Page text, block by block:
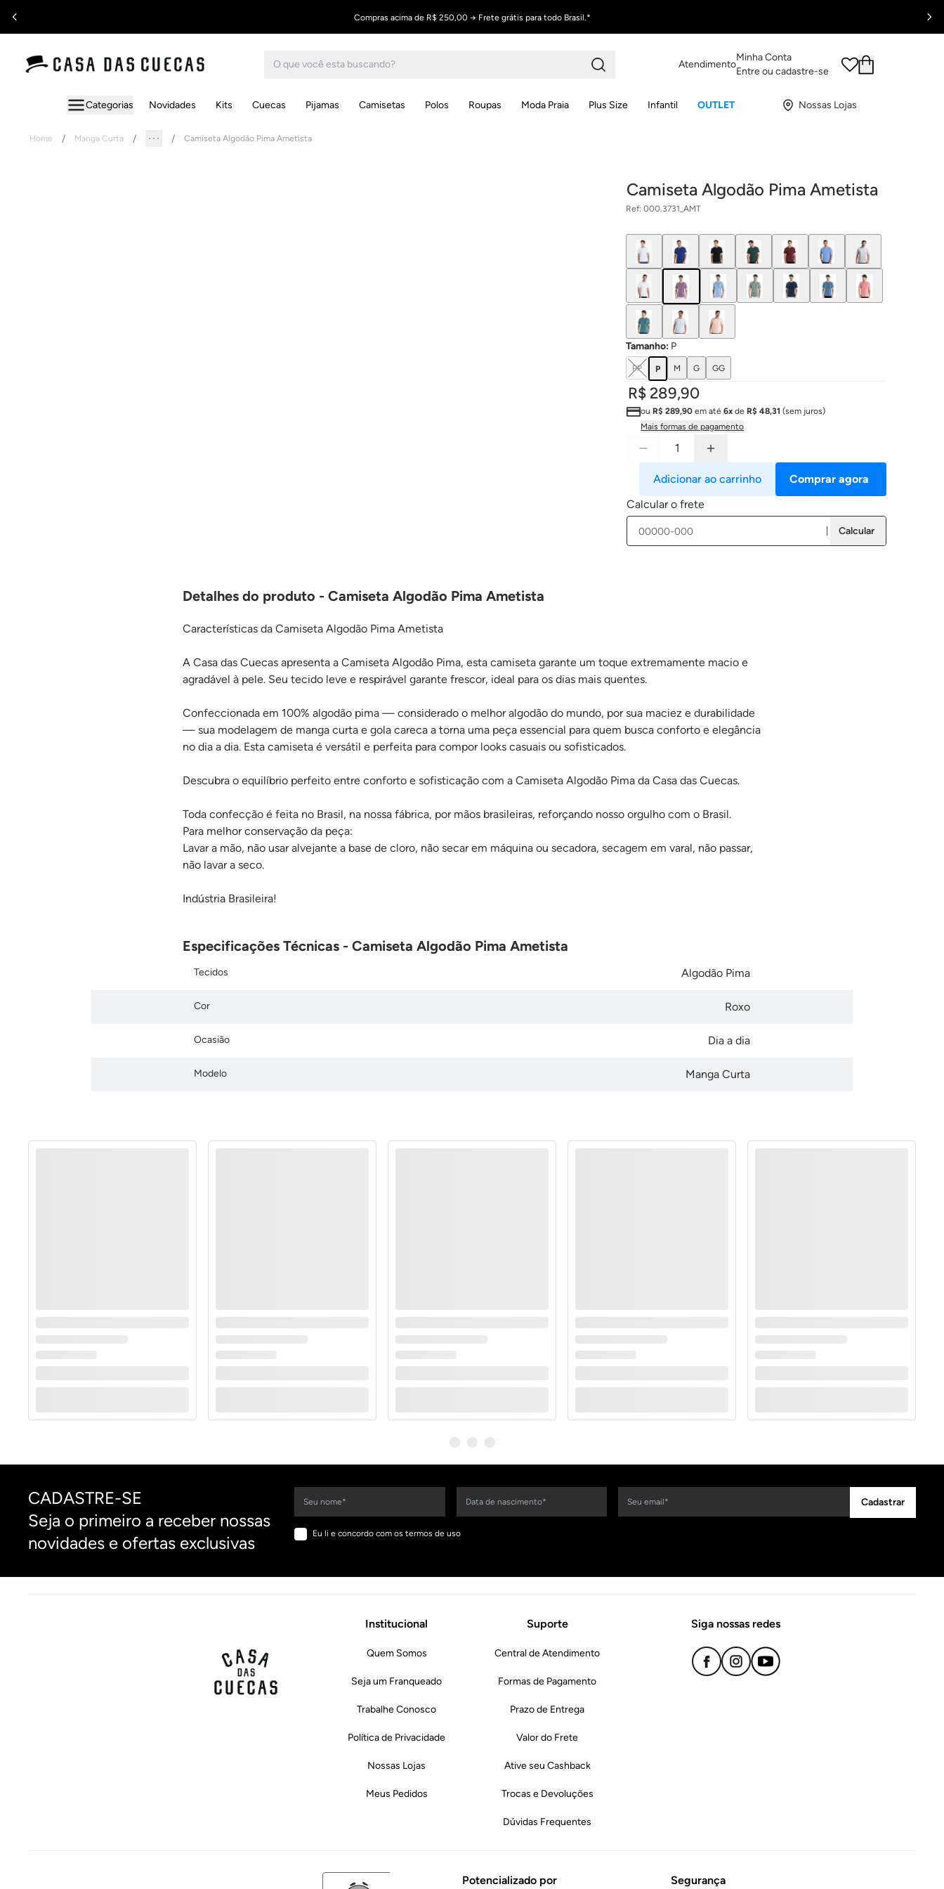
Compras acima de R$ 250,00 → Frete grátis para todo Brasil.*
Minha Conta
Entre ou cadastre-se
Atendimento
Categorias Novidades Kits Cuecas Pijamas Camisetas Polos Roupas Moda Praia Plus Size Infantil OUTLET Nossas Lojas
Home Manga Curta Camiseta Algodão Pima Ametista
Camiseta Algodão Pima Ametista
Ref: 000.3731_AMT
Tamanho:P
PP P M G GG
R$ 289,90
ou R$ 289,90 em até6x de R$ 48,31 (sem juros)
Mais formas de pagamento
Comprar agora
Adicionar ao carrinho
Calcular o frete
Calcular
Detalhes do produto - Camiseta Algodão Pima Ametista
Características da Camiseta Algodão Pima Ametista
A Casa das Cuecas apresenta a Camiseta Algodão Pima, esta camiseta garante um toque extremamente macio e
agradável à pele. Seu tecido leve e respirável garante frescor, ideal para os dias mais quentes.
Confeccionada em 100% algodão pima — considerado o melhor algodão do mundo, por sua maciez e durabilidade
— sua modelagem de manga curta e gola careca a torna uma peça essencial para quem busca conforto e elegância
no dia a dia. Esta camiseta é versátil e perfeita para compor looks casuais ou sofisticados.
Descubra o equilíbrio perfeito entre conforto e sofisticação com a Camiseta Algodão Pima da Casa das Cuecas.
Toda confecção é feita no Brasil, na nossa fábrica, por mãos brasileiras, reforçando nosso orgulho com o Brasil.
Para melhor conservação da peça:
Lavar a mão, não usar alvejante a base de cloro, não secar em máquina ou secadora, secagem em varal, não passar,
não lavar a seco.
Indústria Brasileira!
Especificações Técnicas - Camiseta Algodão Pima Ametista
Tecidos Algodão Pima
Cor Roxo
Ocasião Dia a dia
Modelo Manga Curta
CADASTRE-SE
Seja o primeiro a receber nossas
novidades e ofertas exclusivas
Eu li e concordo com os termos de uso
Cadastrar
Institucional
Quem Somos
Seja um Franqueado
Trabalhe Conosco
Política de Privacidade
Nossas Lojas
Meus Pedidos
Suporte
Central de Atendimento
Formas de Pagamento
Prazo de Entrega
Valor do Frete
Ative seu Cashback
Trocas e Devoluções
Dúvidas Frequentes
Siga nossas redes
Potencializado por Segurança